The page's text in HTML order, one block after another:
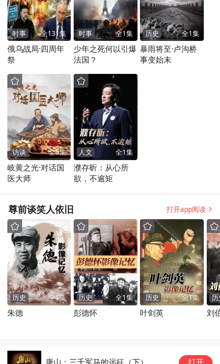
时事 全131集
俄乌战局·四周年
祭
时事 全1集
少年之死何以引爆
法国？
历史 全1集
暴雨将至·卢沟桥
事变始末
访谈 全5集
岐黄之光·对话国
医大师
人文 全1集
濮存昕：从心所
欲，不逾矩
尊前谈笑人依旧 打开app阅读
历史 全1集
朱德
历史 全1集
彭德怀
历史 全1集
叶剑英 刘
唐山：三千军马的远征（下）